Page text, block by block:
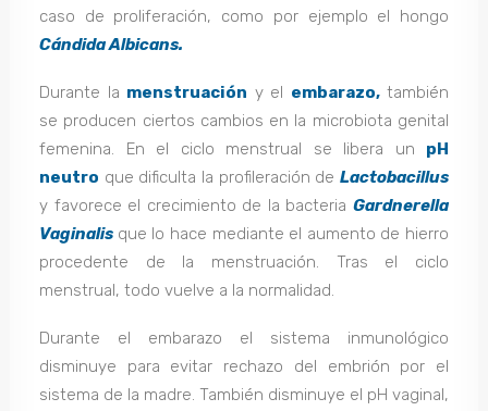
caso de proliferación, como por ejemplo el hongo
Cándida Albicans.
Durante la menstruación y el embarazo,también
se producen ciertos cambios en la microbiota genital
femenina. En el ciclo menstrual se libera un pH
neutro que dificulta la profileración de Lactobacillus
y favorece el crecimiento de la bacteria Gardnerella
Vaginalis que lo hace mediante el aumento de hierro
procedente de la menstruación. Tras el ciclo
menstrual, todo vuelve a la normalidad.
Durante el embarazo el sistema inmunológico
disminuye para evitar rechazo del embrión por el
sistema de la madre. También disminuye el pH vaginal,